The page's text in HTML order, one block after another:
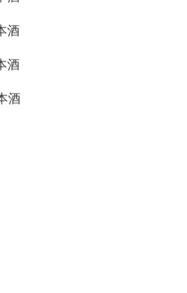
酒
酒
酒